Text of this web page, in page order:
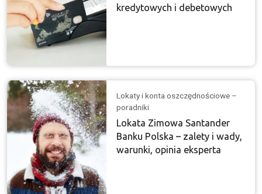
kredytowych i debetowych
Lokaty i konta oszczędnościowe –
poradniki
Lokata Zimowa Santander
Banku Polska – zalety i wady,
warunki, opinia eksperta